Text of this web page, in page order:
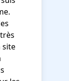
site